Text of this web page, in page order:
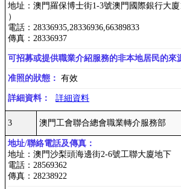
地址：澳門羅保博士街1-3號澳門國際銀行大廈
）
電話：28336935,28336936,66389833
傳真：28336937
可招募或提供職業介紹服務的非本地居民的來
准照的狀態： 有效
詳細資料： 詳細資料
3 澳門工會聯合總會職業轉介服務部
地址/聯絡電話及傳真：
地址：澳門沙梨頭海邊街2-6號工聯大廈地下
電話：28569362
傳真：28238922